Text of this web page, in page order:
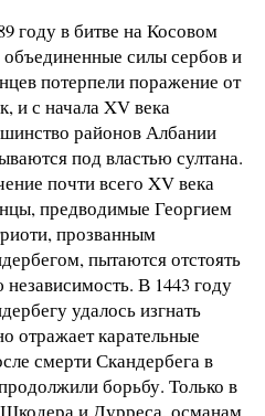
году в битве на Косовом
объединенные силы сербов и
потерпели поражение от
и с начала XV века
районов Албании
под властью султана.
почти всего XV века
предводимые Георгием
прозванным
пытаются отстоять
В 1443 году
удалось изгнать
отражает карательные
смерти Скандербега в
борьбу. Только в
Шкодера и Дурреса, османам